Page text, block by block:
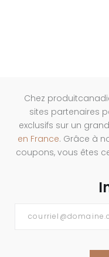
Chez
sites partenaires
exclusifs sur un
en France. Grâce à
coupons, vous êtes